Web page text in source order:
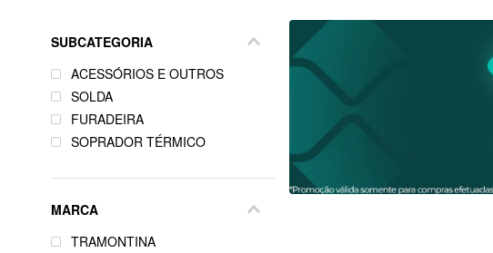
SUBCATEGORIA
ACESSÓRIOS E OUTROS
SOLDA
FURADEIRA
SOPRADOR TÉRMICO
MARCA
TRAMONTINA